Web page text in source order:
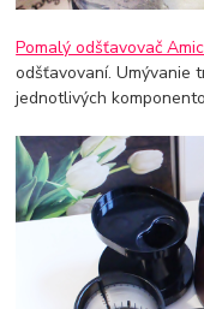
Pomalý odšťavovač
odšťavovaní. Umývanie
jednotlivých